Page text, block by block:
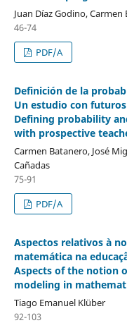
Juan Díaz Godino,
46-74
PDF/A
Definición de la
Un estudio con
Defining probability
with prospective
Carmen Batanero, José
Cañadas
75-91
PDF/A
Aspectos relativos à
matemática na
Aspects of the notion
modeling in
Tiago Emanuel Klüber
92-103